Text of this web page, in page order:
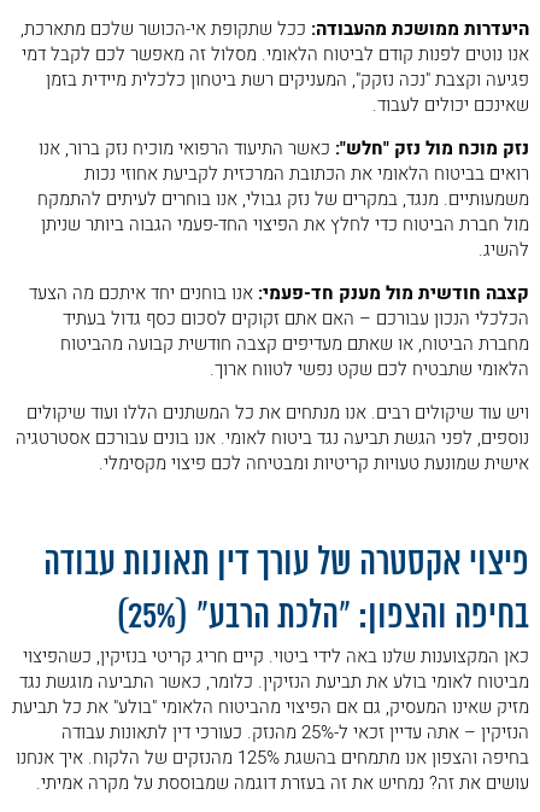
היעדרות ממושכת מהעבודה: ככל שתקופת אי-הכושר שלכם מתארכת,
אנו נוטים לפנות קודם לביטוח הלאומי. מסלול זה מאפשר לכם לקבל דמי
פגיעה וקצבת "נכה נזקק", המעניקים רשת ביטחון כלכלית מיידית בזמן
שאינכם יכולים לעבוד.
נזק מוכח מול נזק "חלש": כאשר התיעוד הרפואי מוכיח נזק ברור, אנו
רואים בביטוח הלאומי את הכתובת המרכזית לקביעת אחוזי נכות
משמעותיים. מנגד, במקרים של נזק גבולי, אנו בוחרים לעיתים להתמקח
מול חברת הביטוח כדי לחלץ את הפיצוי החד-פעמי הגבוה ביותר שניתן
להשיג.
קצבה חודשית מול מענק חד-פעמי: אנו בוחנים יחד איתכם מה הצעד
הכלכלי הנכון עבורכם – האם אתם זקוקים לסכום כסף גדול בעתיד
מחברת הביטוח, או שאתם מעדיפים קצבה חודשית קבועה מהביטוח
הלאומי שתבטיח לכם שקט נפשי לטווח ארוך.
ויש עוד שיקולים רבים. אנו מנתחים את כל המשתנים הללו ועוד שיקולים
נוספים, לפני הגשת תביעה נגד ביטוח לאומי. אנו בונים עבורכם אסטרטגיה
אישית שמונעת טעויות קריטיות ומבטיחה לכם פיצוי מקסימלי.
פיצוי אקסטרה של עורך דין תאונות עבודה
בחיפה והצפון: "הלכת הרבע" (25%)
כאן המקצוענות שלנו באה לידי ביטוי. קיים חריג קריטי בנזיקין, כשהפיצוי
מביטוח לאומי בולע את תביעת הנזיקין. כלומר, כאשר התביעה מוגשת נגד
מזיק שאינו המעסיק, גם אם הפיצוי מהביטוח הלאומי "בולע" את כל תביעת
הנזיקין – אתה עדיין זכאי ל-25% מהנזק. כעורכי דין לתאונות עבודה
בחיפה והצפון אנו מתמחים בהשגת 125% מהנזקים של הלקוח. איך אנחנו
עושים את זה? נמחיש את זה בעזרת דוגמה שמבוססת על מקרה אמיתי.